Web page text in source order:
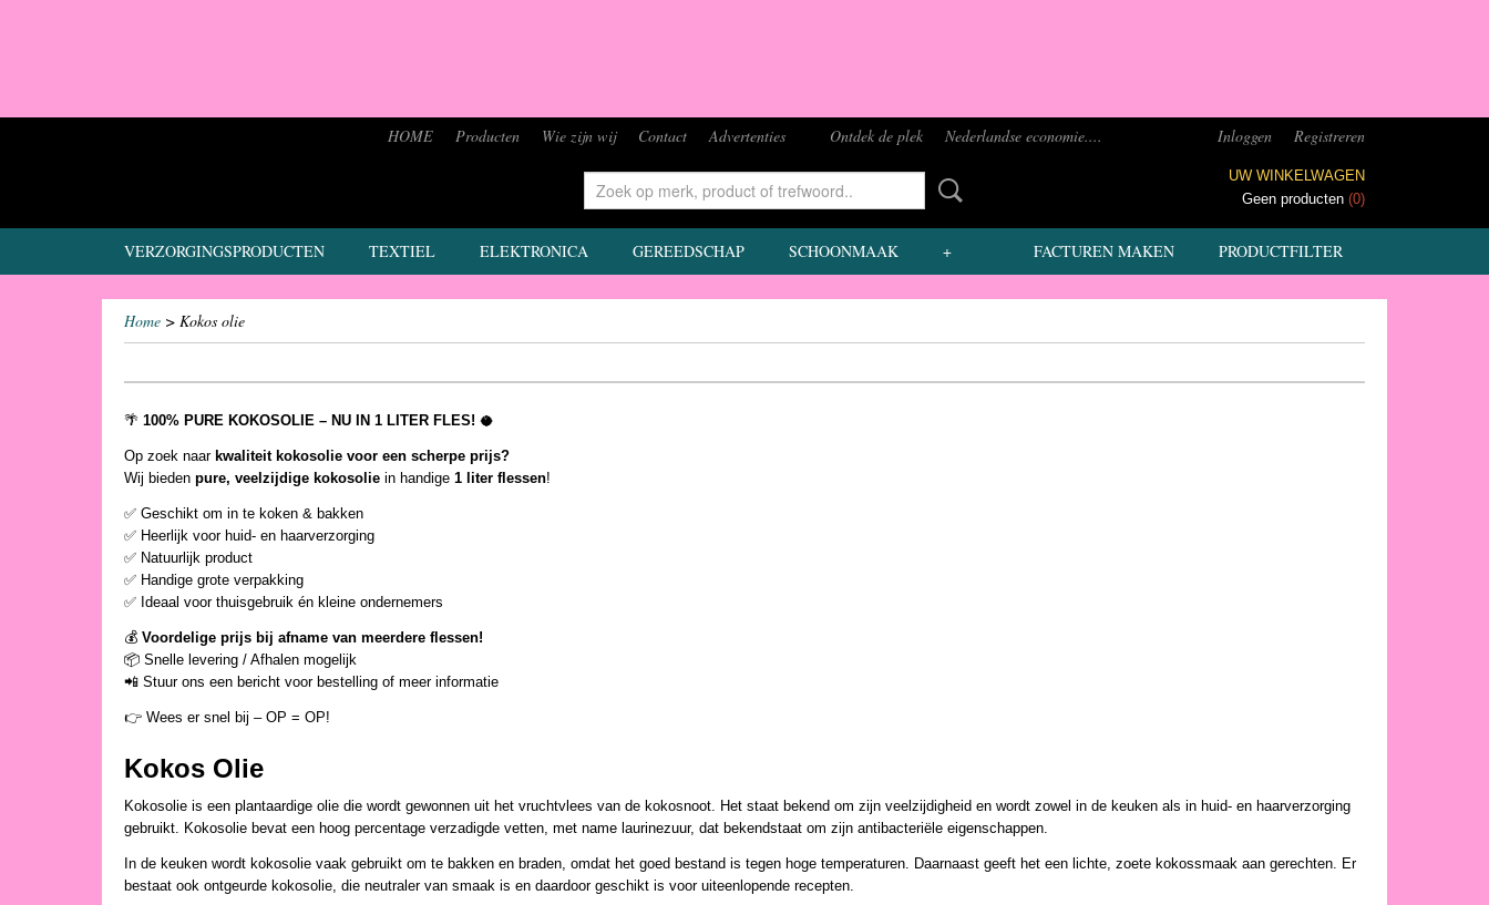
HOME Producten Wie zijn wij Contact Advertenties Ontdek de plek Nederlandse economie.... Inloggen Registreren
UW WINKELWAGEN
Geen producten (0)
PRODUCTFILTER
FACTUREN MAKEN
VERZORGINGSPRODUCTEN TEXTIEL ELEKTRONICA GEREEDSCHAP SCHOONMAAK +
Home > Kokos olie
🌴 100% PURE KOKOSOLIE – NU IN 1 LITER FLES! 🥥
Op zoek naar kwaliteit kokosolie voor een scherpe prijs?
Wij bieden pure, veelzijdige kokosolie in handige 1 liter flessen!
✅ Geschikt om in te koken & bakken
✅ Heerlijk voor huid- en haarverzorging
✅ Natuurlijk product
✅ Handige grote verpakking
✅ Ideaal voor thuisgebruik én kleine ondernemers
💰 Voordelige prijs bij afname van meerdere flessen!
📦 Snelle levering / Afhalen mogelijk
📲 Stuur ons een bericht voor bestelling of meer informatie
👉 Wees er snel bij – OP = OP!
Kokos Olie
Kokosolie is een plantaardige olie die wordt gewonnen uit het vruchtvlees van de kokosnoot. Het staat bekend om zijn veelzijdigheid en wordt zowel in de keuken als in huid- en haarverzorging
gebruikt. Kokosolie bevat een hoog percentage verzadigde vetten, met name laurinezuur, dat bekendstaat om zijn antibacteriële eigenschappen.
In de keuken wordt kokosolie vaak gebruikt om te bakken en braden, omdat het goed bestand is tegen hoge temperaturen. Daarnaast geeft het een lichte, zoete kokossmaak aan gerechten. Er
bestaat ook ontgeurde kokosolie, die neutraler van smaak is en daardoor geschikt is voor uiteenlopende recepten.